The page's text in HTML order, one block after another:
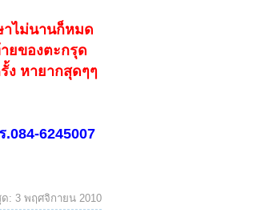
าไม่นานก็หมด
ยของตะกรุด
ง หายากสุดๆๆ
6245007
: 3 พฤศจิกายน 2010